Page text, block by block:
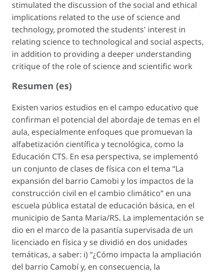
stimulated the discussion of the social and ethical
implications related to the use of science and
technology, promoted the students' interest in
relating science to technological and social aspects,
in addition to providing a deeper understanding
critique of the role of science and scientific work
Resumen (es)
Existen varios estudios en el campo educativo que
confirman el potencial del abordaje de temas en el
aula, especialmente enfoques que promuevan la
alfabetización científica y tecnológica, como la
Educación CTS. En esa perspectiva, se implementó
un conjunto de clases de física con el tema “La
expansión del barrio Camobi y los impactos de la
construcción civil en el cambio climático” en una
escuela pública estatal de educación básica, en el
municipio de Santa Maria/RS. La implementación se
dio en el marco de la pasantía supervisada de un
licenciado en física y se dividió en dos unidades
temáticas, a saber: i) “¿Cómo impacta la ampliación
del barrio Camobí y, en consecuencia, la